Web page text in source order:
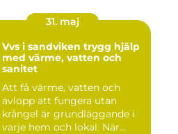
31. maj
Vvs i sandviken trygg hjälp
med värme, vatten och
sanitet
Att få värme, vatten och
avlopp att fungera utan
krångel är grundläggande i
varje hem och lokal. När...